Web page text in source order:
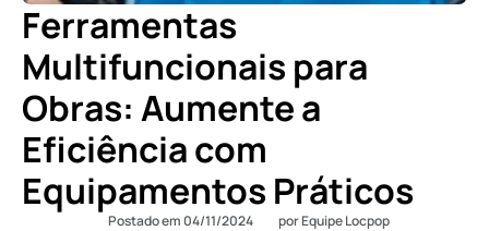
Ferramentas
Multifuncionais para
Obras: Aumente a
Eficiência com
Equipamentos Práticos
Postado em04/11/2024 porEquipe Locpop